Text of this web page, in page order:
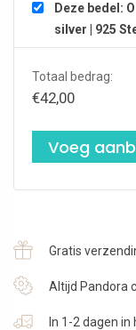
Deze bedel:
silver | 925
Totaal bedrag:
€42,00
Voeg
Gratis
Altijd Pandora
In 1-2 dagen in